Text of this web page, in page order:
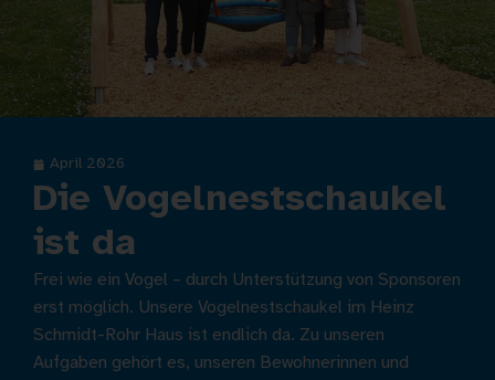
April 2026
Die Vogelnestschaukel
ist da
Frei wie ein Vogel – durch Unterstützung von Sponsoren
erst möglich. Unsere Vogelnestschaukel im Heinz
Schmidt-Rohr Haus ist endlich da. Zu unseren
Aufgaben gehört es, unseren Bewohnerinnen und